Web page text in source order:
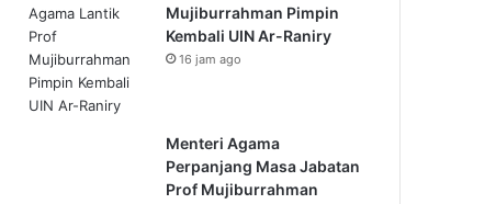
Mujiburrahman Pimpin
Kembali UIN Ar-Raniry
16 jam ago
Menteri Agama
Perpanjang Masa Jabatan
Prof Mujiburrahman